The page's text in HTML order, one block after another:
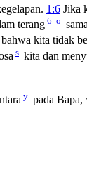
1:6 Jika
terang 6 o
kita tidak
s kita dan
y pada Bapa,